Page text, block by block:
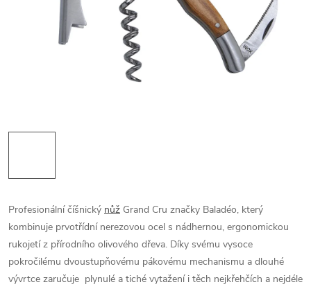
Profesionální číšnický nůž Grand Cru značky Baladéo, který
kombinuje prvotřídní nerezovou ocel s nádhernou, ergonomickou
rukojetí z přírodního olivového dřeva. Díky svému vysoce
pokročilému dvoustupňovému pákovému mechanismu a dlouhé
vývrtce zaručuje plynulé a tiché vytažení i těch nejkřehčích a nejdéle